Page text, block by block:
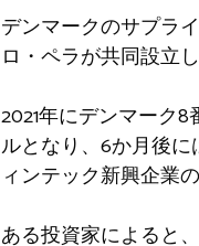
デンマークのサプラ
ロ・ペラが共同設立
2021年にデンマーク
ルとなり、6か月後
ィンテック新興企業
ある投資家によると